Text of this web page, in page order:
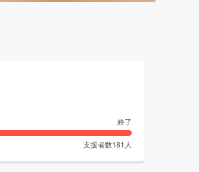
終了
支援者数181 人